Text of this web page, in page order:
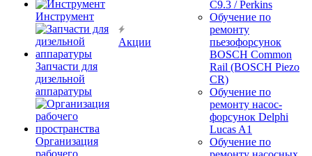
Инструмент
Запчасти для
дизельной
аппаратуры
Организация
рабочего
Акции
C9.3 / Perkins
Обучение по
ремонту
пьезофорсунок
BOSCH Common
Rail (BOSCH Piezo
CR)
Обучение по
ремонту насос-
форсунок Delphi
Lucas A1
Обучение по